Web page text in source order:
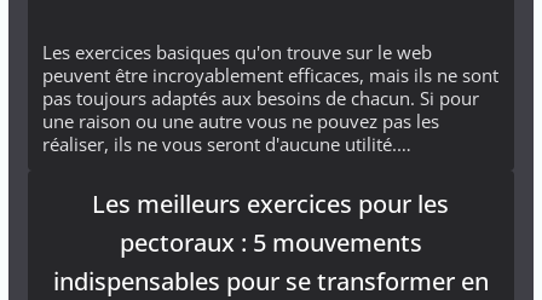
Les exercices basiques qu'on trouve sur le web
peuvent être incroyablement efficaces, mais ils ne sont
pas toujours adaptés aux besoins de chacun. Si pour
une raison ou une autre vous ne pouvez pas les
réaliser, ils ne vous seront d'aucune utilité.…
Les meilleurs exercices pour les
pectoraux : 5 mouvements
indispensables pour se transformer en